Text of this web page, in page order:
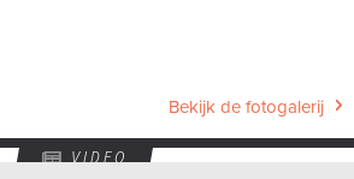
Bekijk de fotogalerij
VIDEO